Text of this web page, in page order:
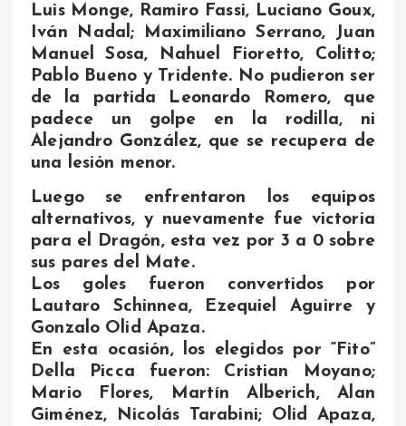
Luis Monge, Ramiro Fassi, Luciano Goux,
Iván Nadal; Maximiliano Serrano, Juan
Manuel Sosa, Nahuel Fioretto, Colitto;
Pablo Bueno y Tridente. No pudieron ser
de la partida Leonardo Romero, que
padece un golpe en la rodilla, ni
Alejandro González, que se recupera de
una lesión menor.
Luego se enfrentaron los equipos
alternativos, y nuevamente fue victoria
para el Dragón, esta vez por 3 a 0 sobre
sus pares del Mate.
Los goles fueron convertidos por
Lautaro Schinnea, Ezequiel Aguirre y
Gonzalo Olid Apaza.
En esta ocasión, los elegidos por “Fito”
Della Picca fueron: Cristian Moyano;
Mario Flores, Martín Alberich, Alan
Giménez, Nicolás Tarabini; Olid Apaza,